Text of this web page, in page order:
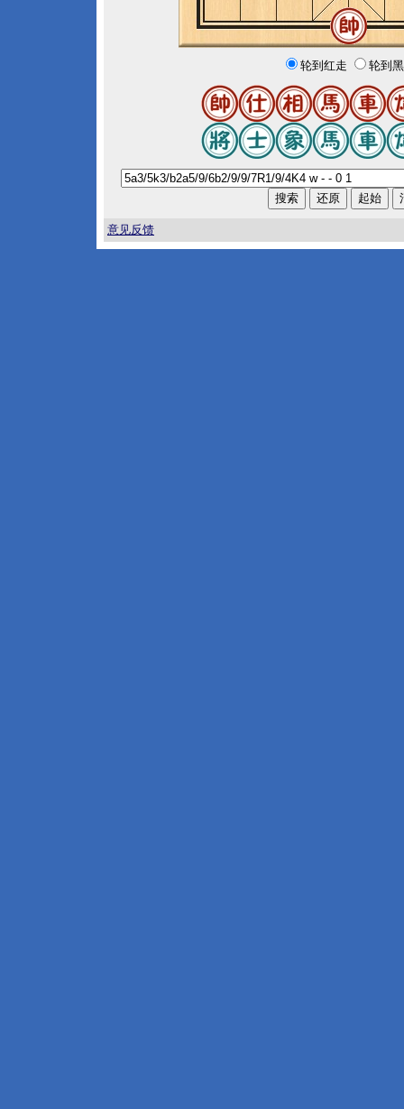
轮到红走 轮到
意见反馈